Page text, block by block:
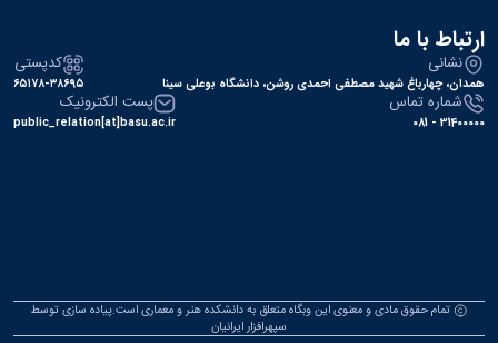
ارتباط با ما
نشانی
همدان، چهارباغ شهید مصطفی احمدی روشن، دانشگاه بوعلی سینا
کدپستی
۶۵۱۷۸-۳۸۶۹۵
شماره تماس
31400000 - 081
پست الکترونیک
public_relation[at]basu.ac.ir
تمام حقوق مادی و معنوی این وبگاه متعلق به دانشکده هنر و معماری است.پیاده سازی توسط
سپهرافزار ایرانیان